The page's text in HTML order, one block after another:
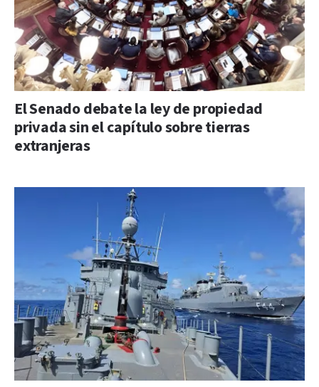
El Senado debate la ley de propiedad
privada sin el capítulo sobre tierras
extranjeras